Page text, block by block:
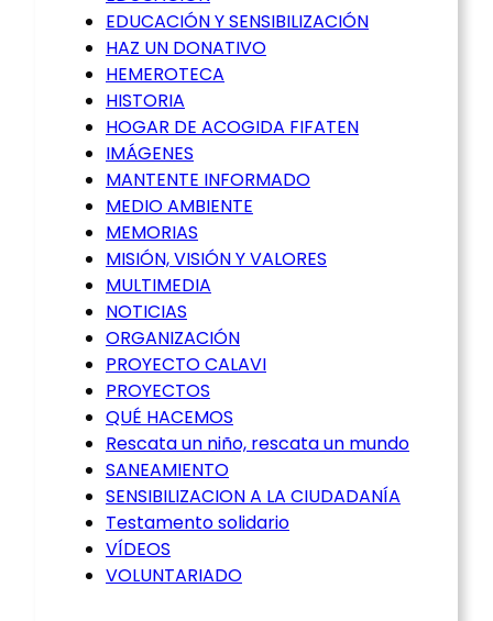
EDUCACIÓN Y SENSIBILIZACIÓN
HAZ UN DONATIVO
HEMEROTECA
HISTORIA
HOGAR DE ACOGIDA FIFATEN
IMÁGENES
MANTENTE INFORMADO
MEDIO AMBIENTE
MEMORIAS
MISIÓN, VISIÓN Y VALORES
MULTIMEDIA
NOTICIAS
ORGANIZACIÓN
PROYECTO CALAVI
PROYECTOS
QUÉ HACEMOS
Rescata un niño, rescata un mundo
SANEAMIENTO
SENSIBILIZACION A LA CIUDADANÍA
Testamento solidario
VÍDEOS
VOLUNTARIADO